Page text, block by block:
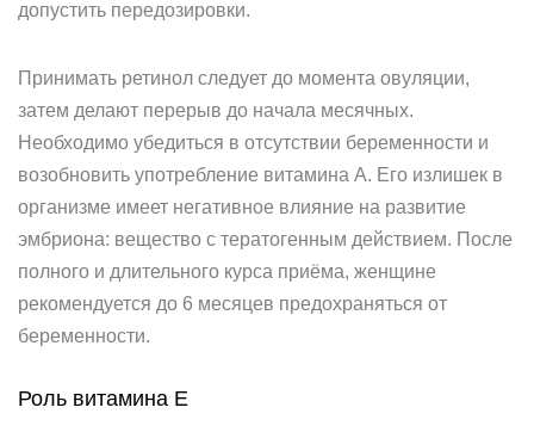
допустить передозировки.
Принимать ретинол следует до момента овуляции,
затем делают перерыв до начала месячных.
Необходимо убедиться в отсутствии беременности и
возобновить употребление витамина А. Его излишек в
организме имеет негативное влияние на развитие
эмбриона: вещество с тератогенным действием. После
полного и длительного курса приёма, женщине
рекомендуется до 6 месяцев предохраняться от
беременности.
Роль витамина E